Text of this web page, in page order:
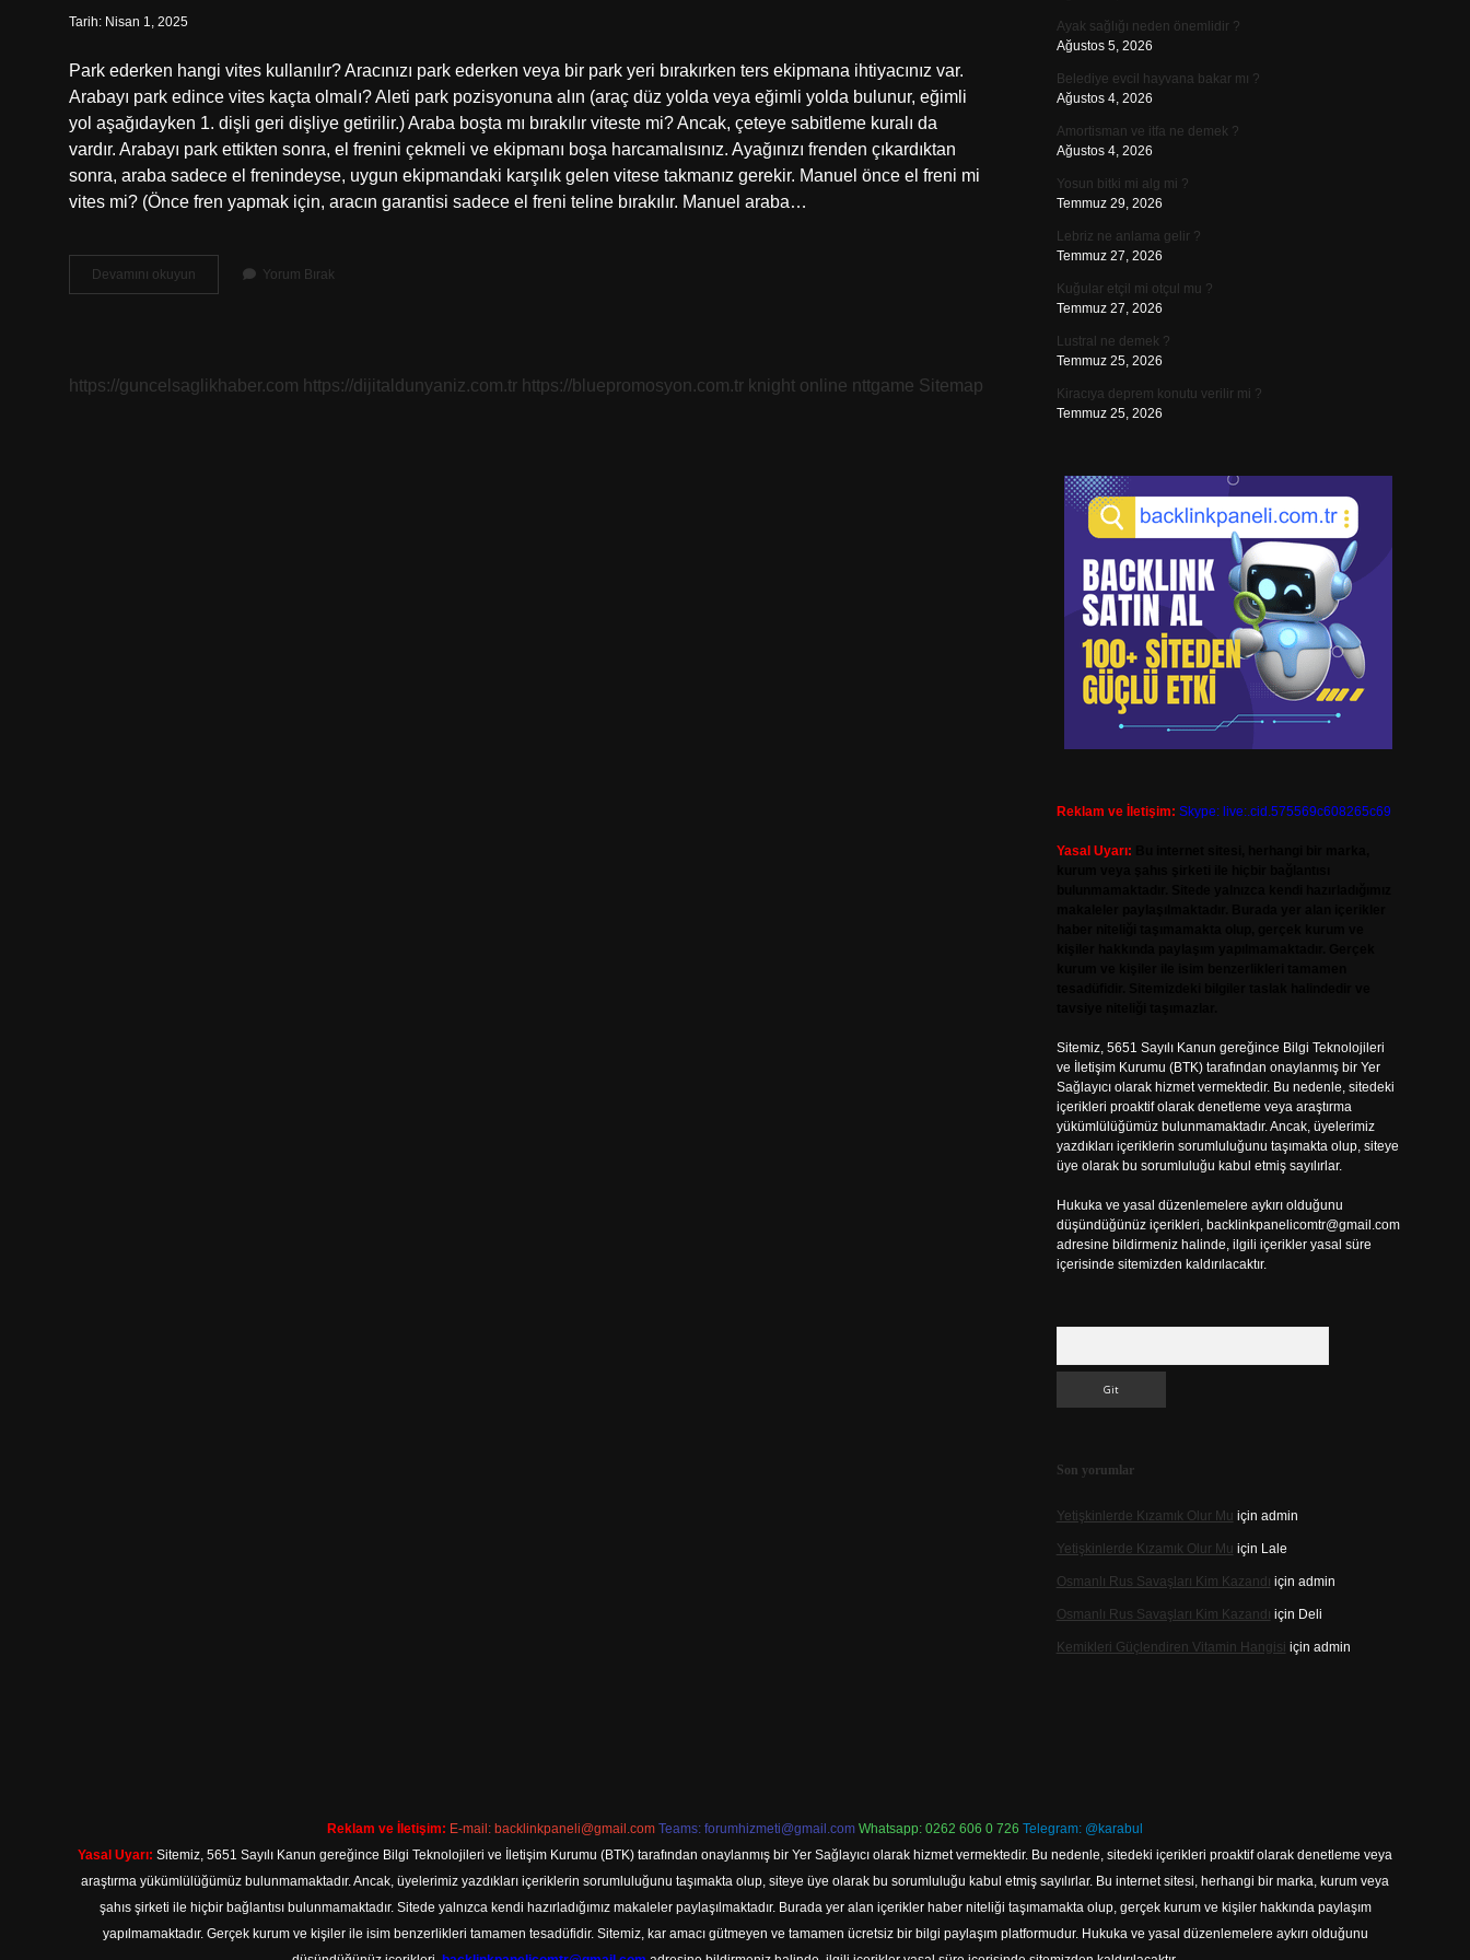
Tarih: Nisan 1, 2025
Park ederken hangi vites kullanılır? Aracınızı park ederken veya bir park yeri bırakırken ters ekipmana ihtiyacınız var.
Arabayı park edince vites kaçta olmalı? Aleti park pozisyonuna alın (araç düz yolda veya eğimli yolda bulunur, eğimli
yol aşağıdayken 1. dişli geri dişliye getirilir.) Araba boşta mı bırakılır viteste mi? Ancak, çeteye sabitleme kuralı da
vardır. Arabayı park ettikten sonra, el frenini çekmeli ve ekipmanı boşa harcamalısınız. Ayağınızı frenden çıkardıktan
sonra, araba sadece el frenindeyse, uygun ekipmandaki karşılık gelen vitese takmanız gerekir. Manuel önce el freni mi
vites mi? (Önce fren yapmak için, aracın garantisi sadece el freni teline bırakılır. Manuel araba…
Devamını okuyun
Park
Yorum Bırak
https://guncelsaglikhaber.com https://dijitaldunyaniz.com.tr https://bluepromosyon.com.tr knight online nttgame Sitemap
Ayak sağlığı neden önemlidir ?
Ağustos 5, 2026
Belediye evcil hayvana bakar mı ?
Ağustos 4, 2026
Amortisman ve itfa ne demek ?
Ağustos 4, 2026
Yosun bitki mi alg mi ?
Temmuz 29, 2026
Lebriz ne anlama gelir ?
Temmuz 27, 2026
Kuğular etçil mi otçul mu ?
Temmuz 27, 2026
Lustral ne demek ?
Temmuz 25, 2026
Kiracıya deprem konutu verilir mi ?
Temmuz 25, 2026
Reklam ve İletişim: Skype: live:.cid.575569c608265c69
Yasal Uyarı:
Sitemiz, 5651 Sayılı Kanun gereğince Bilgi Teknolojileri
ve İletişim Kurumu (BTK) tarafından onaylanmış bir Yer
Sağlayıcı olarak hizmet vermektedir. Bu nedenle, sitedeki
içerikleri proaktif olarak denetleme veya araştırma
yükümlülüğümüz bulunmamaktadır. Ancak, üyelerimiz
yazdıkları içeriklerin sorumluluğunu taşımakta olup, siteye
üye olarak bu sorumluluğu kabul etmiş sayılırlar.
Hukuka ve yasal düzenlemelere aykırı olduğunu
düşündüğünüz içerikleri, backlinkpanelicomtr@gmail.com
adresine bildirmeniz halinde, ilgili içerikler yasal süre
içerisinde sitemizden kaldırılacaktır.
Son yorumlar
Yetişkinlerde Kızamık Olur Mu için admin
Yetişkinlerde Kızamık Olur Mu için Lale
Osmanlı Rus Savaşları Kim Kazandı için admin
Osmanlı Rus Savaşları Kim Kazandı için Deli
Kemikleri Güçlendiren Vitamin Hangisi için admin
Reklam ve İletişim: E-mail: backlinkpaneli@gmail.com Teams: forumhizmeti@gmail.com Whatsapp: 0262 606 0 726 Telegram: @karabul
Yasal Uyarı: Sitemiz, 5651 Sayılı Kanun gereğince Bilgi Teknolojileri ve İletişim Kurumu (BTK) tarafından onaylanmış bir Yer Sağlayıcı olarak hizmet vermektedir. Bu nedenle, sitedeki içerikleri proaktif olarak denetleme veya
araştırma yükümlülüğümüz bulunmamaktadır. Ancak, üyelerimiz yazdıkları içeriklerin sorumluluğunu taşımakta olup, siteye üye olarak bu sorumluluğu kabul etmiş sayılırlar. Bu internet sitesi, herhangi bir marka, kurum veya
şahıs şirketi ile hiçbir bağlantısı bulunmamaktadır. Sitede yalnızca kendi hazırladığımız makaleler paylaşılmaktadır. Burada yer alan içerikler haber niteliği taşımamakta olup, gerçek kurum ve kişiler hakkında paylaşım
yapılmamaktadır. Gerçek kurum ve kişiler ile isim benzerlikleri tamamen tesadüfidir. Sitemiz, kar amacı gütmeyen ve tamamen ücretsiz bir bilgi paylaşım platformudur. Hukuka ve yasal düzenlemelere aykırı olduğunu